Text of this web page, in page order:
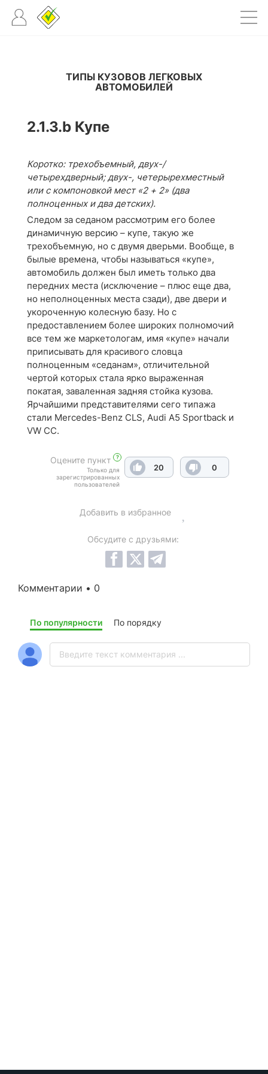
ТИПЫ КУЗОВОВ ЛЕГКОВЫХ
АВТОМОБИЛЕЙ
2.1.3.b Купе
Коротко: трехобъемный, двух-/
четырехдверный; двух-, четерырехместный
или с компоновкой мест «2 + 2» (два
полноценных и два детских).
Следом за седаном рассмотрим его более
динамичную версию – купе, такую же
трехобъемную, но с двумя дверьми. Вообще, в
былые времена, чтобы называться «купе»,
автомобиль должен был иметь только два
передних места (исключение – плюс еще два,
но неполноценных места сзади), две двери и
укороченную колесную базу. Но с
предоставлением более широких полномочий
все тем же маркетологам, имя «купе» начали
приписывать для красивого словца
полноценным «седанам», отличительной
чертой которых стала ярко выраженная
покатая, заваленная задняя стойка кузова.
Ярчайшими представителями сего типажа
стали Mercedes-Benz CLS, Audi A5 Sportback и
VW CC.
Оцените пункт ?
Только для
зарегистрированных
пользователей
20 0
Добавить в избранное
Обсудите с друзьями:
Комментарии • 0
По популярности По порядку